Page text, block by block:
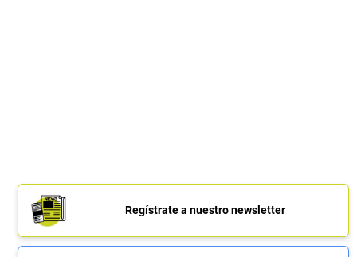
Regístrate a nuestro newsletter